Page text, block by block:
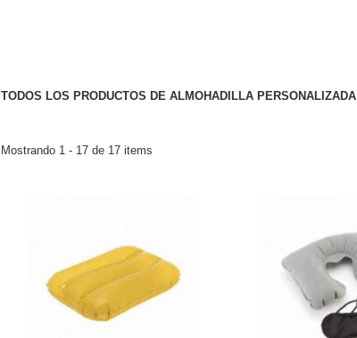
TODOS LOS PRODUCTOS DE ALMOHADILLA PERSONALIZADA
Mostrando 1 - 17 de 17 items